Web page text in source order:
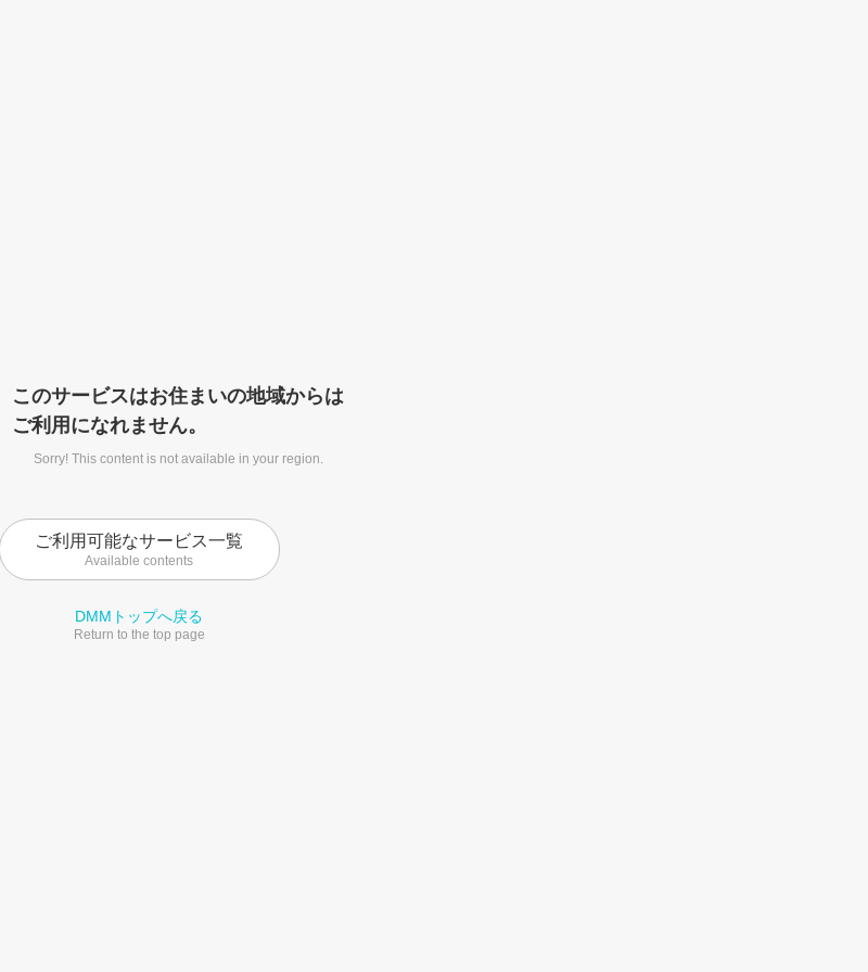
このサービスはお住まいの地域からは
ご利用になれません。
Sorry! This content is not available in your region.
ご利用可能なサービス一覧
Available contents
DMMトップへ戻る
Return to the top page